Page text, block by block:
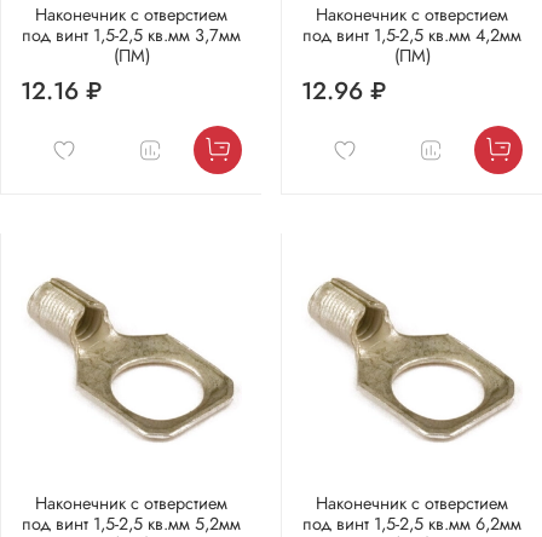
Наконечник с отверстием
под винт 1,5-2,5 кв.мм 3,7мм
(ПМ)
12.16 ₽
Наконечник с отверстием
под винт 1,5-2,5 кв.мм 4,2мм
(ПМ)
12.96 ₽
Наконечник с отверстием
под винт 1,5-2,5 кв.мм 5,2мм
Наконечник с отверстием
под винт 1,5-2,5 кв.мм 6,2мм